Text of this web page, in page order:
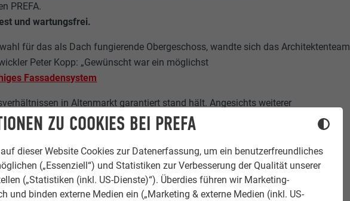
ZU COOKIES BEI PREFA
dieser Website Cookies zur Datenerfassung, um ein benutzerfreundliches
(„Essenziell“) und Statistiken zur Verbesserung der Qualität unserer
(„Statistiken (inkl. US-Dienste)“). Überdies führen wir Marketing-
und binden externe Medien ein („Marketing & externe Medien (inkl. US-
PREFA.
und wartungsfrei.
für das als Dach fungierende Obergeschoss, wandte sich das Architektenteam
Peter Kopp: „Gewünscht war ein möglichst
Fassadensystem
in Altenmarkt garantiert stand hält. Angesichts weiterer
und Wartungsfreiheit stellte sich schnell heraus, dass
Architekt BM Viktor Breitfuss vom Planwerk Eben ergänzt: „Die ungebrochene
ist ein wesentlicher Bestandteil unseres architektonischen Konzepts, darum
innovativen Aluminium-Verbundplatten auf die